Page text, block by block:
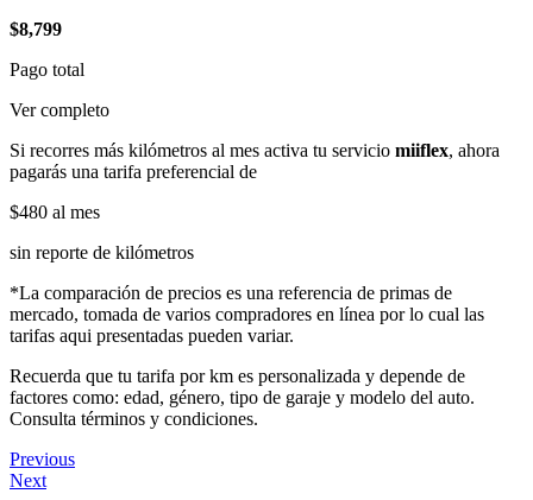
$8,799
Pago total
Ver completo
Si recorres más kilómetros al mes activa tu servicio miiflex, ahora
pagarás una tarifa preferencial de
$480 al mes
sin reporte de kilómetros
*La comparación de precios es una referencia de primas de
mercado, tomada de varios compradores en línea por lo cual las
tarifas aqui presentadas pueden variar.
Recuerda que tu tarifa por km es personalizada y depende de
factores como: edad, género, tipo de garaje y modelo del auto.
Consulta términos y condiciones.
Previous
Next